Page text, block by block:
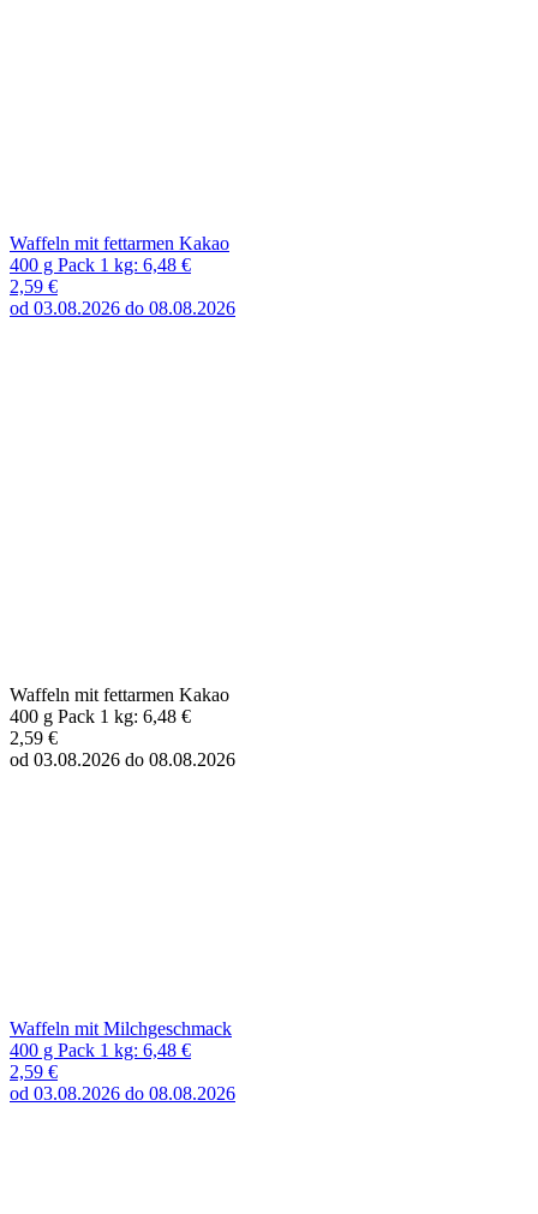
Waffeln mit fettarmen Kakao
400 g Pack 1 kg: 6,48 €
2,59 €
od 03.08.2026 do 08.08.2026
Waffeln mit fettarmen Kakao
400 g Pack 1 kg: 6,48 €
2,59 €
od 03.08.2026 do 08.08.2026
Waffeln mit Milchgeschmack
400 g Pack 1 kg: 6,48 €
2,59 €
od 03.08.2026 do 08.08.2026